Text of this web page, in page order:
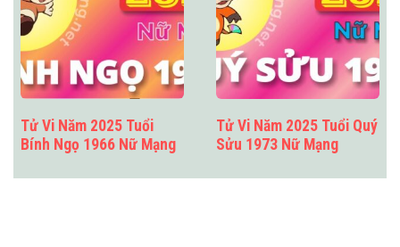
Tử Vi Năm 2025 Tuổi
Bính Ngọ 1966 Nữ Mạng
Tử Vi Năm 2025 Tuổi Quý
Sửu 1973 Nữ Mạng